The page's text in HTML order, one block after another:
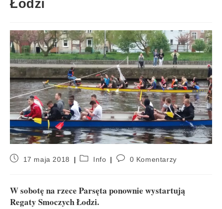
Łodzi
17 maja 2018 Info 0 Komentarzy
W sobotę na rzece Parsęta ponownie wystartują
Regaty Smoczych Łodzi.